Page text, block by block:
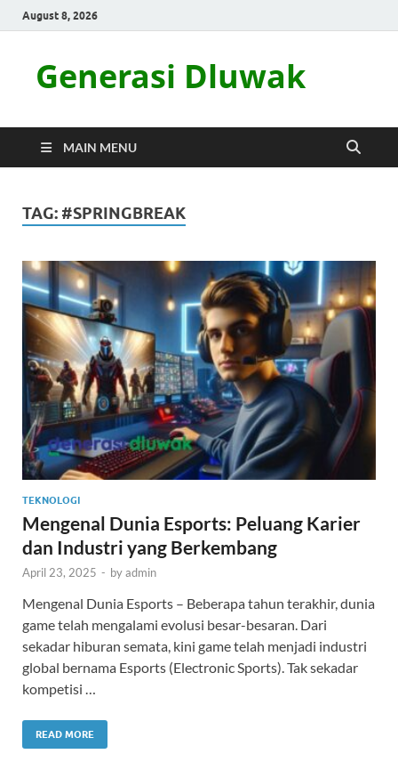
August 8, 2026
Generasi Dluwak
MAIN MENU
TAG: #SPRINGBREAK
TEKNOLOGI
Mengenal Dunia Esports: Peluang Karier
dan Industri yang Berkembang
April 23, 2025 - byadmin
Mengenal Dunia Esports – Beberapa tahun terakhir, dunia
game telah mengalami evolusi besar-besaran. Dari
sekadar hiburan semata, kini game telah menjadi industri
global bernama Esports (Electronic Sports). Tak sekadar
kompetisi …
READ MORE